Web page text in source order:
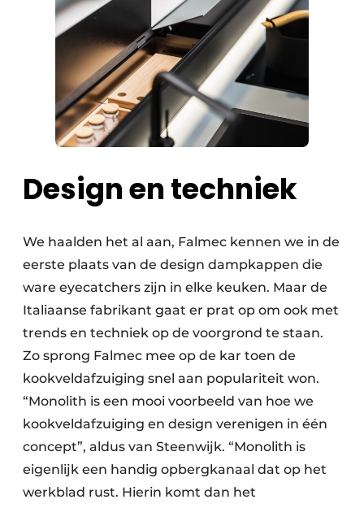
Design en techniek
We haalden het al aan, Falmec kennen we in de
eerste plaats van de design dampkappen die
ware eyecatchers zijn in elke keuken. Maar de
Italiaanse fabrikant gaat er prat op om ook met
trends en techniek op de voorgrond te staan.
Zo sprong Falmec mee op de kar toen de
kookveldafzuiging snel aan populariteit won.
“Monolith is een mooi voorbeeld van hoe we
kookveldafzuiging en design verenigen in één
concept”, aldus van Steenwijk. “Monolith is
eigenlijk een handig opbergkanaal dat op het
werkblad rust. Hierin komt dan het